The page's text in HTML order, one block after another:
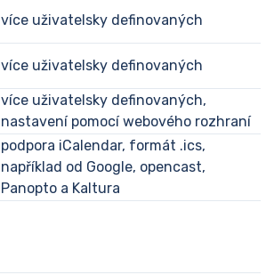
více uživatelsky definovaných
více uživatelsky definovaných
více uživatelsky definovaných,
nastavení pomocí webového rozhraní
podpora iCalendar, formát .ics,
například od Google, opencast,
Panopto a Kaltura